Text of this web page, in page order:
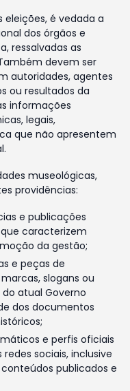
é vedada a
dos órgãos e
ressalvadas as
devem ser
autoridades, agentes
ou resultados da
informações
legais,
que não apresentem
museológicas,
providências:
e publicações
caracterizem
da gestão;
e peças de
slogans ou
atual Governo
dos documentos
e perfis oficiais
sociais, inclusive
publicados e